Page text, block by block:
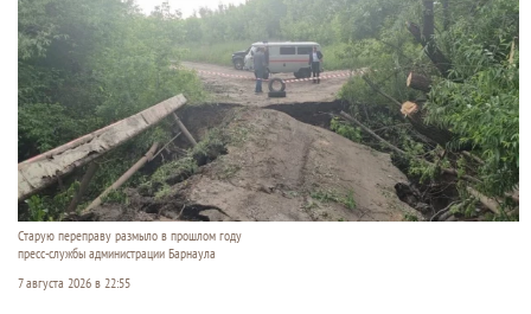
Старую переправу размыло в прошлом году
пресс-службы администрации Барнаула
7 августа 2026 в 22:55